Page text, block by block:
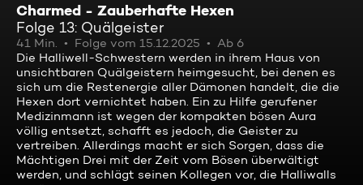
Charmed - Zauberhafte Hexen
Folge 13: Quälgeister
41 Min. Folge vom 15.12.2025
Ab 6
Die Halliwell-Schwestern werden in ihrem Haus von
unsichtbaren Quälgeistern heimgesucht, bei denen es
sich um die Restenergie aller Dämonen handelt, die die
Hexen dort vernichtet haben. Ein zu Hilfe gerufener
Medizinmann ist wegen der kompakten bösen Aura
völlig entsetzt, schafft es jedoch, die Geister zu
vertreiben. Allerdings macht er sich Sorgen, dass die
Mächtigen Drei mit der Zeit vom Bösen überwältigt
werden, und schlägt seinen Kollegen vor, die Halliwalls